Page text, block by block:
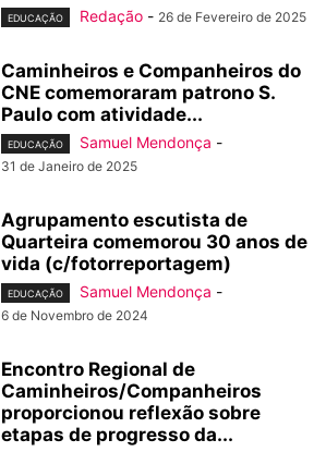
EDUCAÇÃO Redação - 26 de Fevereiro de 2025
Caminheiros e Companheiros do
CNE comemoraram patrono S.
Paulo com atividade...
EDUCAÇÃO Samuel Mendonça -
31 de Janeiro de 2025
Agrupamento escutista de
Quarteira comemorou 30 anos de
vida (c/fotorreportagem)
EDUCAÇÃO Samuel Mendonça -
6 de Novembro de 2024
Encontro Regional de
Caminheiros/Companheiros
proporcionou reflexão sobre
etapas de progresso da...